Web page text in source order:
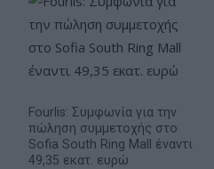
Fourlis: Συμφωνία για την
πώληση συμμετοχής στο
Sofia South Ring Mall έναντι
49,35 εκατ. ευρώ